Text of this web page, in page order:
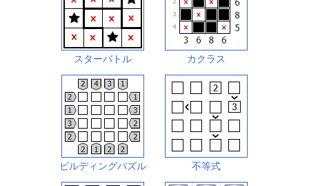
スターバトル カクラス
ビルディングパズル 不等式